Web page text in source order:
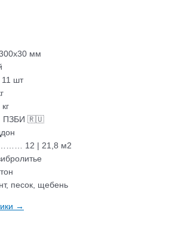
мм
шт
ПЗБИ 🇷🇺
12 | 21,8 м2
песок, щебень
→